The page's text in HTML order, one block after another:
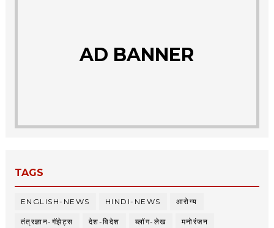
AD BANNER
TAGS
ENGLISH-NEWS HINDI-NEWS आरोग्य
तंत्रज्ञान-गॅझेट्स देश-विदेश ब्लॉग-लेख मनोरंजन